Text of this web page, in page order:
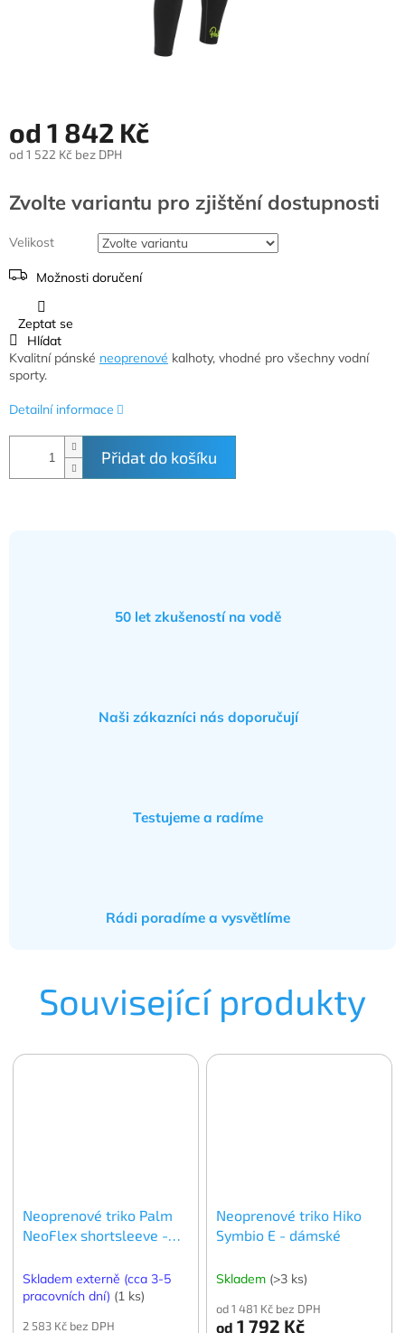
od 1 842 Kč
od 1 522 Kč bez DPH
cena:
Zvolte variantu
Velikost
Možnosti doručení
Přidat do košíku
Kvalitní pánské neoprenové kalhoty, vhodné pro všechny vodní
sporty.
Detailní informace
Zeptat se
Hlídat
50 let zkušeností na vodě
Naši zákazníci nás doporučují
Testujeme a radíme
Rádi poradíme a vysvětlíme
Související produkty
Neoprenové triko Palm
NeoFlex shortsleeve -
Skladem externě (cca 3-5
pracovních dní) (1 ks)
2 583 Kč bez DPH
Neoprenové triko Hiko
Symbio E - dámské
Skladem (>3 ks)
od 1 481 Kč bez DPH
od 1 792 Kč